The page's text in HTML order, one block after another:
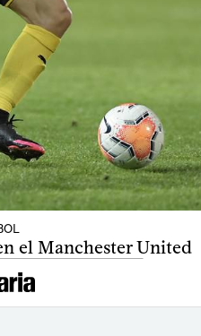
el Manchester United